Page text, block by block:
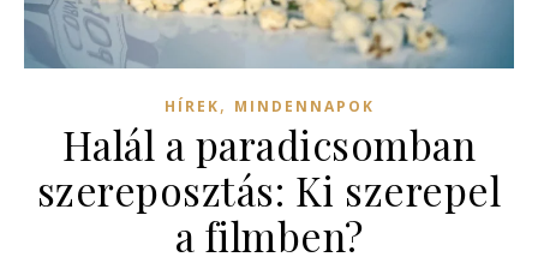
HÍREK, MINDENNAPOK
Halál a paradicsomban
szereposztás: Ki szerepel
a filmben?